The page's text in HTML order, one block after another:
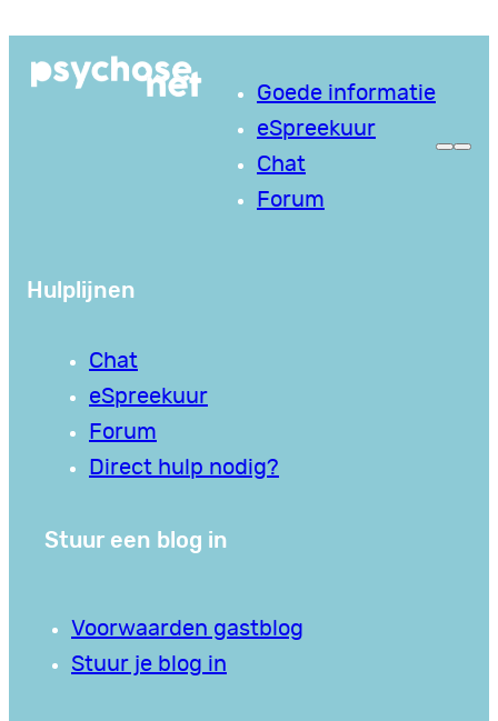
naar
Goede informatie
eSpreekuur
Chat
Forum
Hulplijnen
Chat
eSpreekuur
Forum
Direct hulp nodig?
Stuur een blog in
Voorwaarden gastblog
Stuur je blog in